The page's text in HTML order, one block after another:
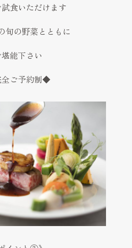
食いただけます
旬の野菜とともに
堪能下さい
ご予約制◆